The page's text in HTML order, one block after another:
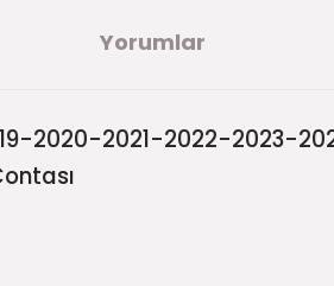
Yorumlar
2020-2021-2022-2023-